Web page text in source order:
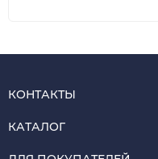
КОНТАКТЫ
КАТАЛОГ